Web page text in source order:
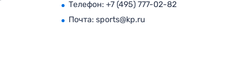
Телефон: +7 (495) 777-02-82
Почта: sports@kp.ru